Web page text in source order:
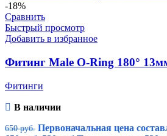
-18%
Сравнить
Быстрый просмотр
Добавить в избранное
Фитинг Male O-Ring 180°
Фитинги
В наличии
650руб. Первоначальная цена